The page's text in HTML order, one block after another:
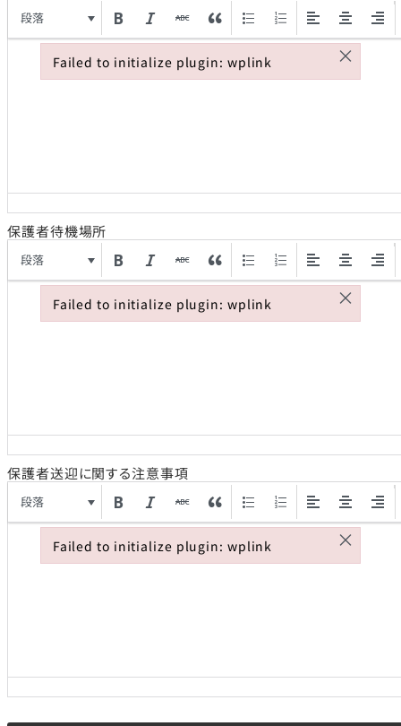
段落
保護者待機場所
段落
保護者送迎に関する注意事項
段落
Failed to initialize plugin: wplink ×
Failed to initialize plugin: wplink
Failed to initialize plugin: wplink ×
Failed to initialize plugin: wplink
Failed to initialize plugin: wplink ×
Failed to initialize plugin: wplink